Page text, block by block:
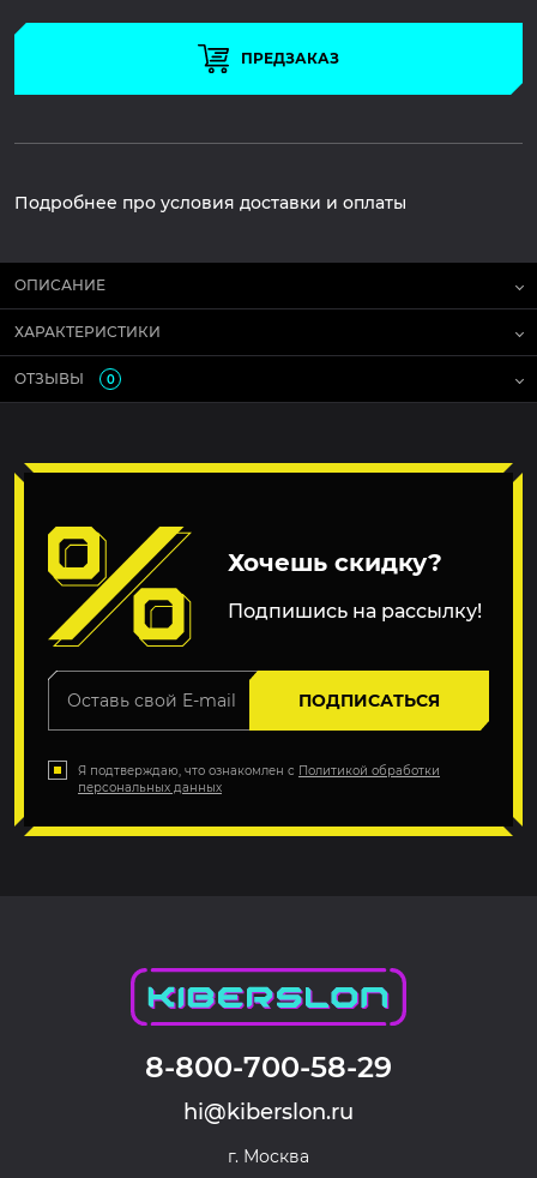
ПРЕДЗАКАЗ
Подробнее про условия доставки и оплаты
ОПИСАНИЕ
ХАРАКТЕРИСТИКИ
ОТЗЫВЫ 0
Хочешь скидку?
Подпишись на рассылку!
ПОДПИСАТЬСЯ
Я подтверждаю, что ознакомлен с Политикой обработки
персональных данных
8-800-700-58-29
hi@kiberslon.ru
г. Москва